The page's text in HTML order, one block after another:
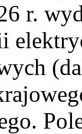
r.